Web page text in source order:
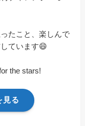
たこと、楽しんで
ています😄
the stars!
見る